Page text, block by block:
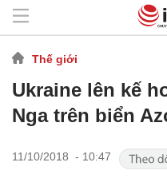
Thế giới
Ukraine lên kế
Nga trên biển
11/10/2018 - 10:47